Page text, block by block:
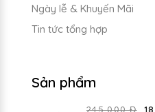
Ngày lễ & Khuyến Mãi
Tin tức tổng hợp
Sản phẩm
245.000 Đ